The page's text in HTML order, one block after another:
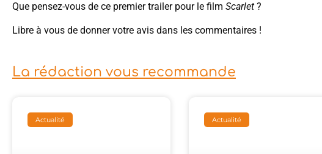
Que pensez-vous de ce premier trailer pour le film Scarlet ?
Libre à vous de donner votre avis dans les commentaires !
La rédaction vous recommande
Actualité Actualité